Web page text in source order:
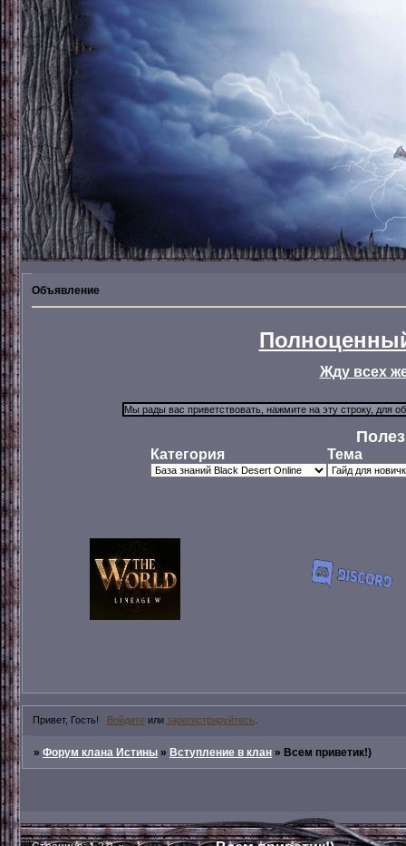
Объявление
Жду всех
Категория Тема
Привет, Гость! Войдитеили зарегистрируйтесь
»Форум клана Истины »Вступление в клан »Всем приветик!)